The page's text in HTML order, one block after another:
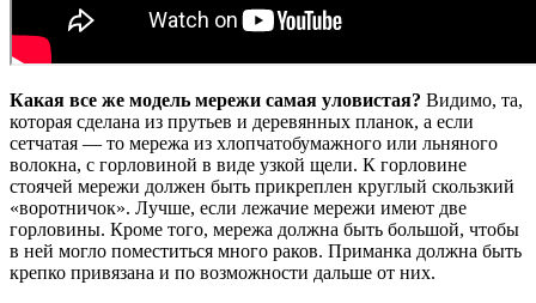
Какая все же модель мережи самая уловистая? Видимо, та,
которая сделана из прутьев и деревянных планок, а если
сетчатая — то мережа из хлопчатобумажного или льняного
волокна, с горловиной в виде узкой щели. К горловине
стоячей мережи должен быть прикреплен круглый скользкий
«воротничок». Лучше, если лежачие мережи имеют две
горловины. Кроме того, мережа должна быть большой, чтобы
в ней могло поместиться много раков. Приманка должна быть
крепко привязана и по возможности дальше от них.